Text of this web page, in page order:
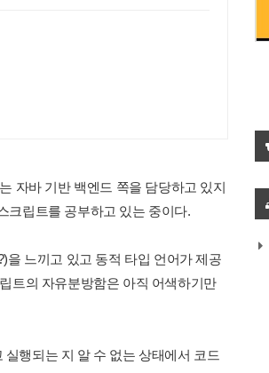
자바 기반 백엔드 쪽을 담당하고 있지
크립트를 공부하고 있는 중이다.
을 느끼고 있고 동적 타입 언어가 제공
트의 자유분방함은 아직 어색하기만
행되는 지 알 수 없는 상태에서 코드